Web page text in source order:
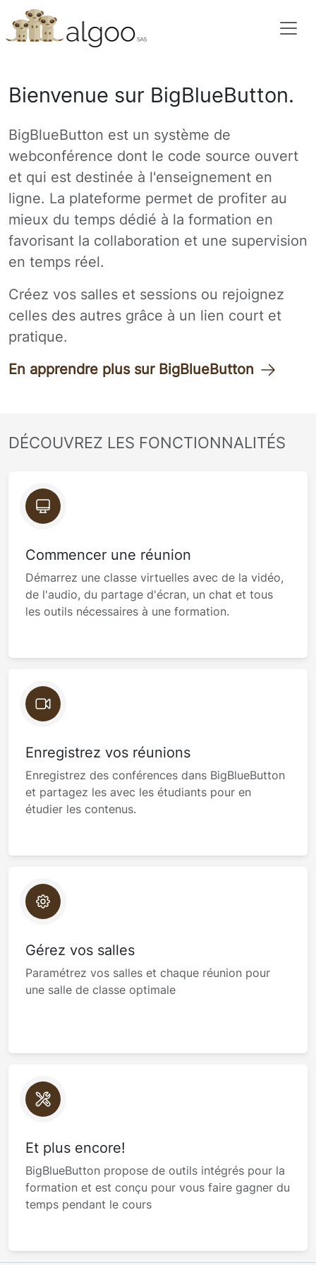
Bienvenue sur BigBlueButton.
BigBlueButton est un système de
webconférence dont le code source ouvert
et qui est destinée à l'enseignement en
ligne. La plateforme permet de profiter au
mieux du temps dédié à la formation en
favorisant la collaboration et une supervision
en temps réel.
Créez vos salles et sessions ou rejoignez
celles des autres grâce à un lien court et
pratique.
En apprendre plus sur BigBlueButton
DÉCOUVREZ LES FONCTIONNALITÉS
Commencer une réunion
Démarrez une classe virtuelles avec de la vidéo,
de l'audio, du partage d'écran, un chat et tous
les outils nécessaires à une formation.
Enregistrez vos réunions
Enregistrez des conférences dans BigBlueButton
et partagez les avec les étudiants pour en
étudier les contenus.
Gérez vos salles
Paramétrez vos salles et chaque réunion pour
une salle de classe optimale
Et plus encore!
BigBlueButton propose de outils intégrés pour la
formation et est conçu pour vous faire gagner du
temps pendant le cours